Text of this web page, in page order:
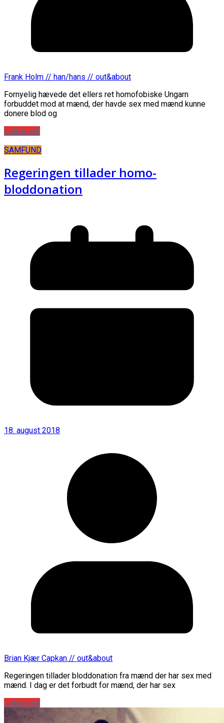
Frank Holm // han/hans // out&about
Fornyelig hævede det ellers ret homofobiske Ungarn
forbuddet mod at mænd, der havde sex med mænd kunne
donere blod og
Læs mere
SAMFUND
Regeringen tillader homo-
bloddonation
18. august 2018
Brian Kjær Capkan // out&about
Regeringen tillader bloddonation fra mænd der har sex med
mænd. I dag er det forbudt for mænd, der har sex
Læs mere